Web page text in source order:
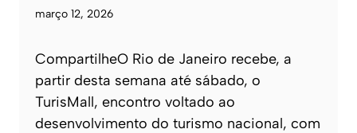
março 12, 2026
CompartilheO Rio de Janeiro recebe, a
partir desta semana até sábado, o
TurisMall, encontro voltado ao
desenvolvimento do turismo nacional, com